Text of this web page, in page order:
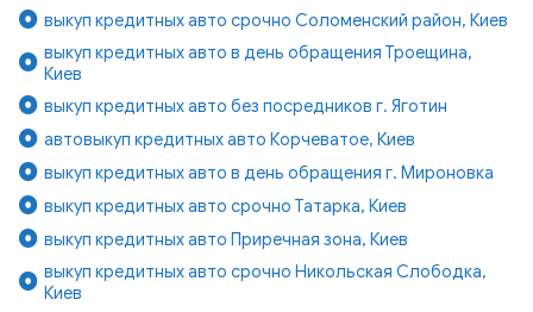
выкуп кредитных авто срочно Соломенский район, Киев
выкуп кредитных авто в день обращения Троещина,
Киев
выкуп кредитных авто без посредников г. Яготин
автовыкуп кредитных авто Корчеватое, Киев
выкуп кредитных авто в день обращения г. Мироновка
выкуп кредитных авто срочно Татарка, Киев
выкуп кредитных авто Приречная зона, Киев
выкуп кредитных авто срочно Никольская Слободка,
Киев